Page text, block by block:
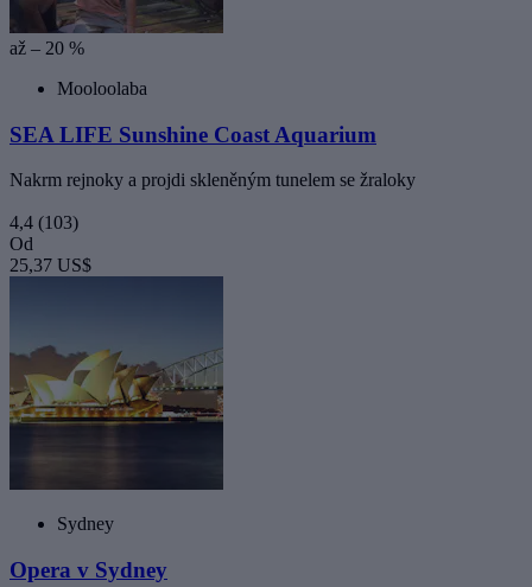
až – 20 %
Mooloolaba
SEA LIFE Sunshine Coast Aquarium
Nakrm rejnoky a projdi skleněným tunelem se žraloky
4,4 (103)
Od
25,37 US$
Sydney
Opera v Sydney